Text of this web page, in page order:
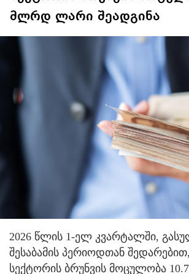
მლრდ ლარი შეადგინა
2026 წლის 1-ელ კვარტალში,
შესაბამის პერიოდთან შედარებით,
სექტორის ბრუნვის მოცულობა